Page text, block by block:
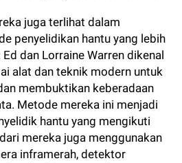
juga terlihat dalam
penyelidikan hantu yang lebih
dan Lorraine Warren dikenal
alat dan teknik modern untuk
membuktikan keberadaan
Metode mereka ini menjadi
hantu yang mengikuti
mereka juga menggunakan
inframerah, detektor